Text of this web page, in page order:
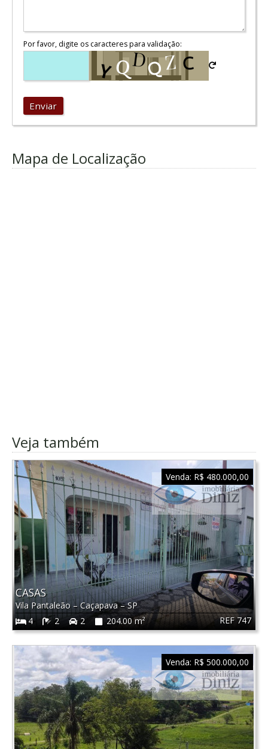
Por favor, digite os caracteres para validação:
Enviar
Mapa de Localização
Veja também
REF 747
CASAS
Vila Pantaleão–Caçapava–SP
4
2 2 204.00 m²
Venda: R$ 480.000,00
Venda: R$ 500.000,00